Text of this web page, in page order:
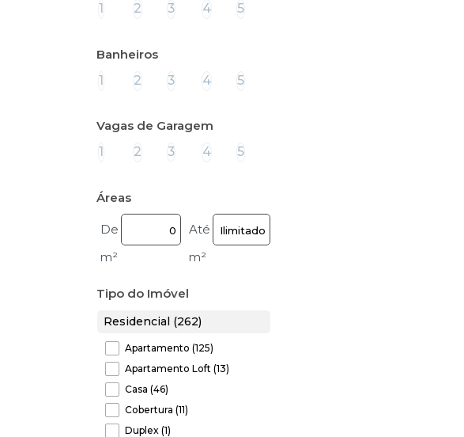
1
2 3 4 5
Banheiros
1
2 3 4 5
Vagas de Garagem
1
2 3 4 5
Áreas
De
m²
Até
m²
Tipo do Imóvel
Residencial (262)
Apartamento (125)
Apartamento Loft (13)
Casa (46)
Cobertura (11)
Duplex (1)